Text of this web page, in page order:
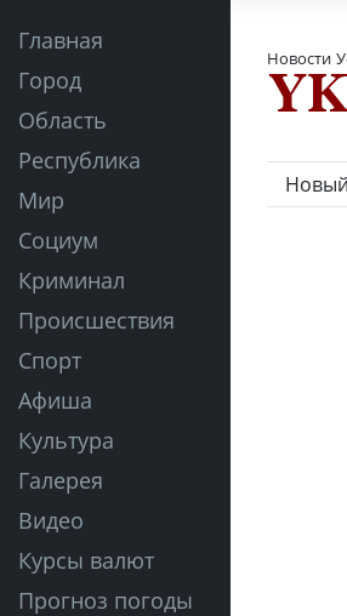
Главная
Город
Область
Республика
Мир
Социум
Криминал
Происшествия
Спорт
Афиша
Культура
Галерея
Видео
Курсы валют
Прогноз погоды
Новости